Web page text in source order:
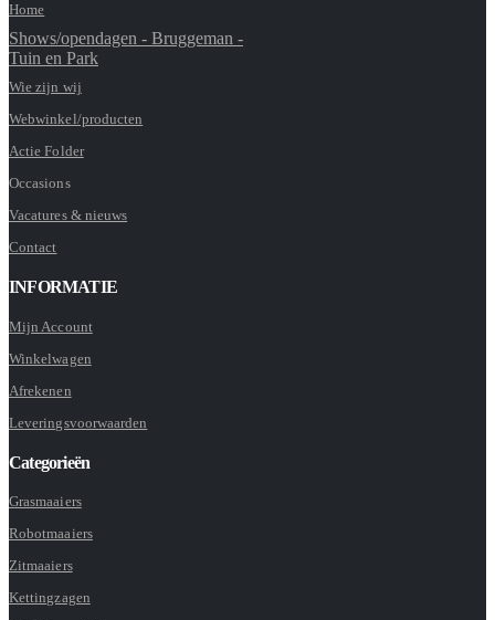
Home
Shows/opendagen - Bruggeman -
Tuin en Park
Wie zijn wij
Webwinkel/producten
Actie Folder
Occasions
Vacatures & nieuws
Contact
INFORMATIE
Mijn Account
Winkelwagen
Afrekenen
Leveringsvoorwaarden
Categorieën
Grasmaaiers
Robotmaaiers
Zitmaaiers
Kettingzagen